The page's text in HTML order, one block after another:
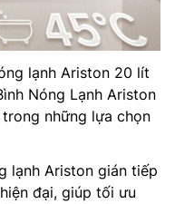
lạnh Ariston 20 lít
Nóng Lạnh Ariston
những lựa chọn
lạnh Ariston gián tiếp
đại, giúp tối ưu